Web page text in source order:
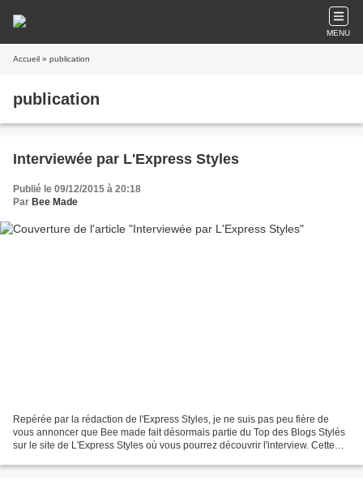
MENU
Accueil » publication
publication
Interviewée par L'Express Styles
Publié le 09/12/2015 à 20:18
Par Bee Made
Repérée par la rédaction de l'Express Styles, je ne suis pas peu fière de
vous annoncer que Bee made fait désormais partie du Top des Blogs Stylés
sur le site de L'Express Styles où vous pourrez découvrir l'interview. Cette